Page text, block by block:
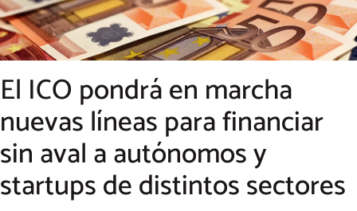
El ICO pondrá en marcha
nuevas líneas para financiar
sin aval a autónomos y
startups de distintos sectores